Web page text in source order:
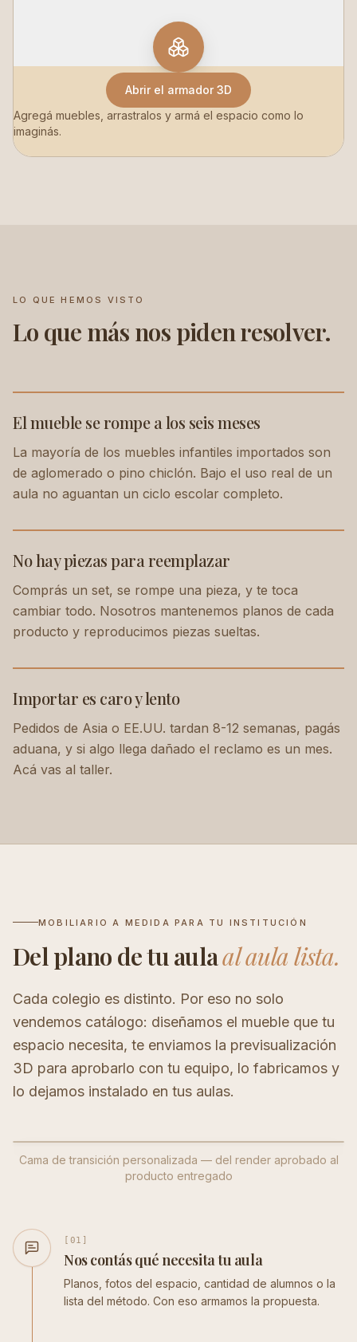
Abrir el armador 3D
Agregá muebles, arrastralos y armá el espacio como lo
imaginás.
LO QUE HEMOS VISTO
Lo que más nos piden resolver.
El mueble se rompe a los seis meses
La mayoría de los muebles infantiles importados son
de aglomerado o pino chiclón. Bajo el uso real de un
aula no aguantan un ciclo escolar completo.
No hay piezas para reemplazar
Comprás un set, se rompe una pieza, y te toca
cambiar todo. Nosotros mantenemos planos de cada
producto y reproducimos piezas sueltas.
Importar es caro y lento
Pedidos de Asia o EE.UU. tardan 8-12 semanas, pagás
aduana, y si algo llega dañado el reclamo es un mes.
Acá vas al taller.
MOBILIARIO A MEDIDA PARA TU INSTITUCIÓN
Del plano de tu aulaal aula lista.
Cada colegio es distinto. Por eso no solo
vendemos catálogo: diseñamos el mueble que tu
espacio necesita, te enviamos la previsualización
3D para aprobarlo con tu equipo, lo fabricamos y
lo dejamos instalado en tus aulas.
RENDER 3D PRODUCTO REAL
Cama de transición personalizada — del render aprobado al
producto entregado
[01 ]
Nos contás qué necesita tu aula
Planos, fotos del espacio, cantidad de alumnos o la
lista del método. Con eso armamos la propuesta.